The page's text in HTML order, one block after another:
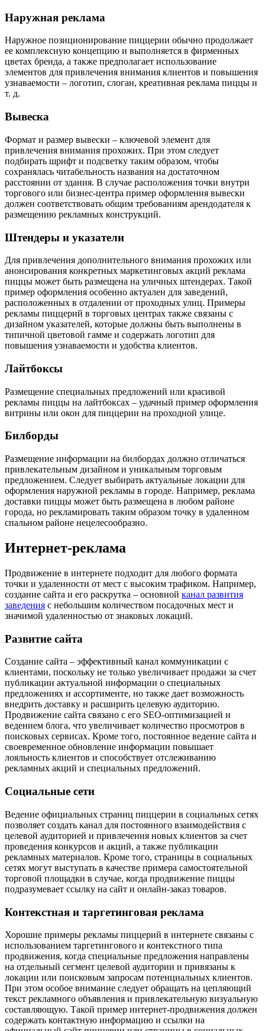
Наружная реклама
Наружное позиционирование пиццерии обычно продолжает
ее комплексную концепцию и выполняется в фирменных
цветах бренда, а также предполагает использование
элементов для привлечения внимания клиентов и повышения
узнаваемости – логотип, слоган, креативная реклама пиццы и
т. д.
Вывеска
Формат и размер вывески – ключевой элемент для
привлечения внимания прохожих. При этом следует
подбирать шрифт и подсветку таким образом, чтобы
сохранялась читабельность названия на достаточном
расстоянии от здания. В случае расположения точки внутри
торгового или бизнес-центра пример оформления вывески
должен соответствовать общим требованиям арендодателя к
размещению рекламных конструкций.
Штендеры и указатели
Для привлечения дополнительного внимания прохожих или
анонсирования конкретных маркетинговых акций реклама
пиццы может быть размещена на уличных штендерах. Такой
пример оформления особенно актуален для заведений,
расположенных в отдалении от проходных улиц. Примеры
рекламы пиццерий в торговых центрах также связаны с
дизайном указателей, которые должны быть выполнены в
типичной цветовой гамме и содержать логотип для
повышения узнаваемости и удобства клиентов.
Лайтбоксы
Размещение специальных предложений или красивой
рекламы пиццы на лайтбоксах – удачный пример оформления
витрины или окон для пиццерии на проходной улице.
Билборды
Размещение информации на билбордах должно отличаться
привлекательным дизайном и уникальным торговым
предложением. Следует выбирать актуальные локации для
оформления наружной рекламы в городе. Например, реклама
доставки пиццы может быть размещена в любом районе
города, но рекламировать таким образом точку в удаленном
спальном районе нецелесообразно.
Интернет-реклама
Продвижение в интернете подходит для любого формата
точки и удаленности от мест с высоким трафиком. Например,
создание сайта и его раскрутка – основной канал развития
заведения с небольшим количеством посадочных мест и
значимой удаленностью от знаковых локаций.
Развитие сайта
Создание сайта – эффективный канал коммуникации с
клиентами, поскольку не только увеличивает продажи за счет
публикации актуальной информации о специальных
предложениях и ассортименте, но также дает возможность
внедрить доставку и расширить целевую аудиторию.
Продвижение сайта связано с его SEO-оптимизацией и
ведением блога, что увеличивает количество просмотров в
поисковых сервисах. Кроме того, постоянное ведение сайта и
своевременное обновление информации повышает
лояльность клиентов и способствует отслеживанию
рекламных акций и специальных предложений.
Социальные сети
Ведение официальных страниц пиццерии в социальных сетях
позволяет создать канал для постоянного взаимодействия с
целевой аудиторией и привлечения новых клиентов за счет
проведения конкурсов и акций, а также публикации
рекламных материалов. Кроме того, страницы в социальных
сетях могут выступать в качестве примера самостоятельной
торговой площадки в случае, когда продвижение пиццы
подразумевает ссылку на сайт и онлайн-заказ товаров.
Контекстная и таргетинговая реклама
Хорошие примеры рекламы пиццерий в интернете связаны с
использованием таргетингового и контекстного типа
продвижения, когда специальные предложения направлены
на отдельный сегмент целевой аудитории и привязаны к
локации или поисковым запросам потенциальных клиентов.
При этом особое внимание следует обращать на цепляющий
текст рекламного объявления и привлекательную визуальную
составляющую. Такой пример интернет-продвижения должен
содержать контактную информацию и ссылки на